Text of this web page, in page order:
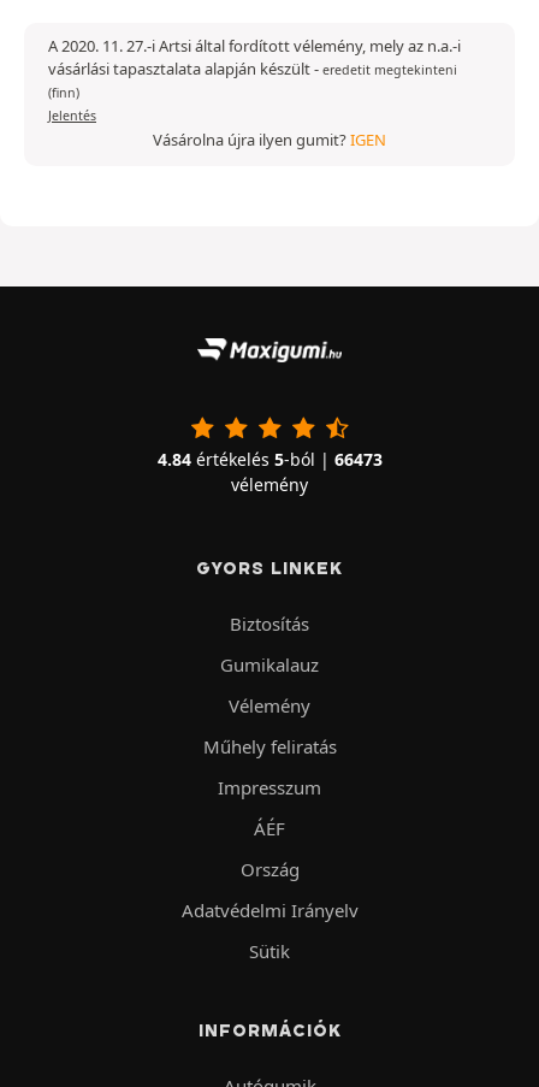
A 2020. 11. 27.-i Artsi által fordított vélemény, mely az n.a.-i
vásárlási tapasztalata alapján készült- eredetit megtekinteni
(finn)
Jelentés
Vásárolna újra ilyen gumit?IGEN
4.84értékelés 5-ból | 66473
vélemény
GYORS LINKEK
Biztosítás
Gumikalauz
Vélemény
Műhely feliratás
Impresszum
ÁÉF
Ország
Adatvédelmi Irányelv
Sütik
INFORMÁCIÓK